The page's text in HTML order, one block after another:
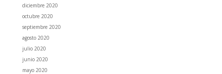
diciembre 2020
octubre 2020
septiembre 2020
agosto 2020
julio 2020
junio 2020
mayo 2020